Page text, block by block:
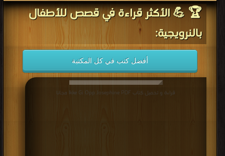
🏆 💪 الأكثر قراءة في قصص للأطفال
بالنرويجية:
أفضل كتب في كل المكتبة
قراءة و تحميل كتاب Ikke Gi Opp Josephine PDF مجانا